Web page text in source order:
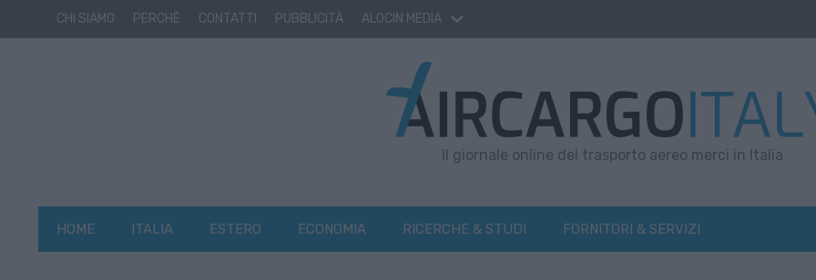
CHI SIAMO PERCHÈ CONTATTI PUBBLICITÀ ALOCIN MEDIA
Il giornale online del trasporto aereo merci in Italia
HOME ITALIA ESTERO ECONOMIA RICERCHE & STUDI FORNITORI & SERVIZI